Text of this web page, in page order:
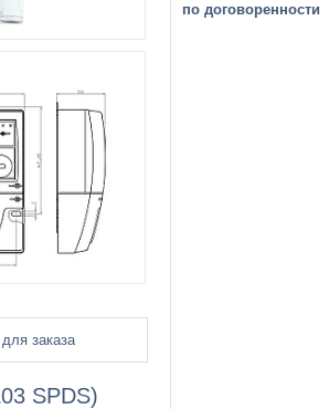
заказа
SPDS)
по договоренности